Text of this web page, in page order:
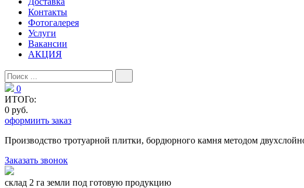
Контакты
Фотогалерея
Услуги
Вакансии
АКЦИЯ
0
ИТОГо:
0 руб.
оформиить заказ
Производство тротуарной плитки, бордюрного камня методом
Заказать звонок
склад 2 га земли под готовую продукцию